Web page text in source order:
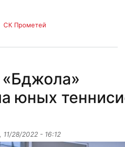
СК Прометей
юных
11/28/2022 - 16:12